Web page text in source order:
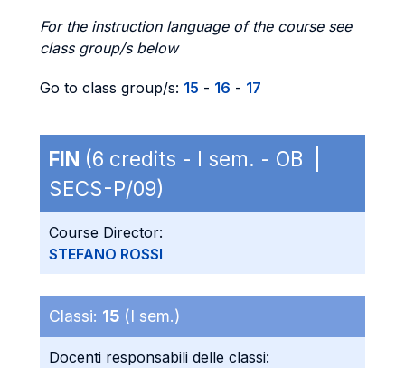
For the instruction language of the course see
class group/s below
Go to class group/s: 15 - 16 - 17
FIN (6 credits - I sem. - OB |
SECS-P/09)
Course Director:
STEFANO ROSSI
Classi: 15 (I sem.)
Docenti responsabili delle classi: